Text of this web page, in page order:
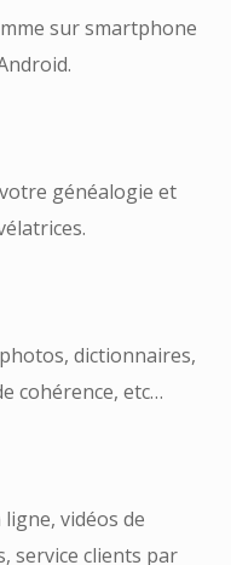
sur smartphone
généalogie et
dictionnaires,
cohérence, etc…
ligne, vidéos de
service clients par